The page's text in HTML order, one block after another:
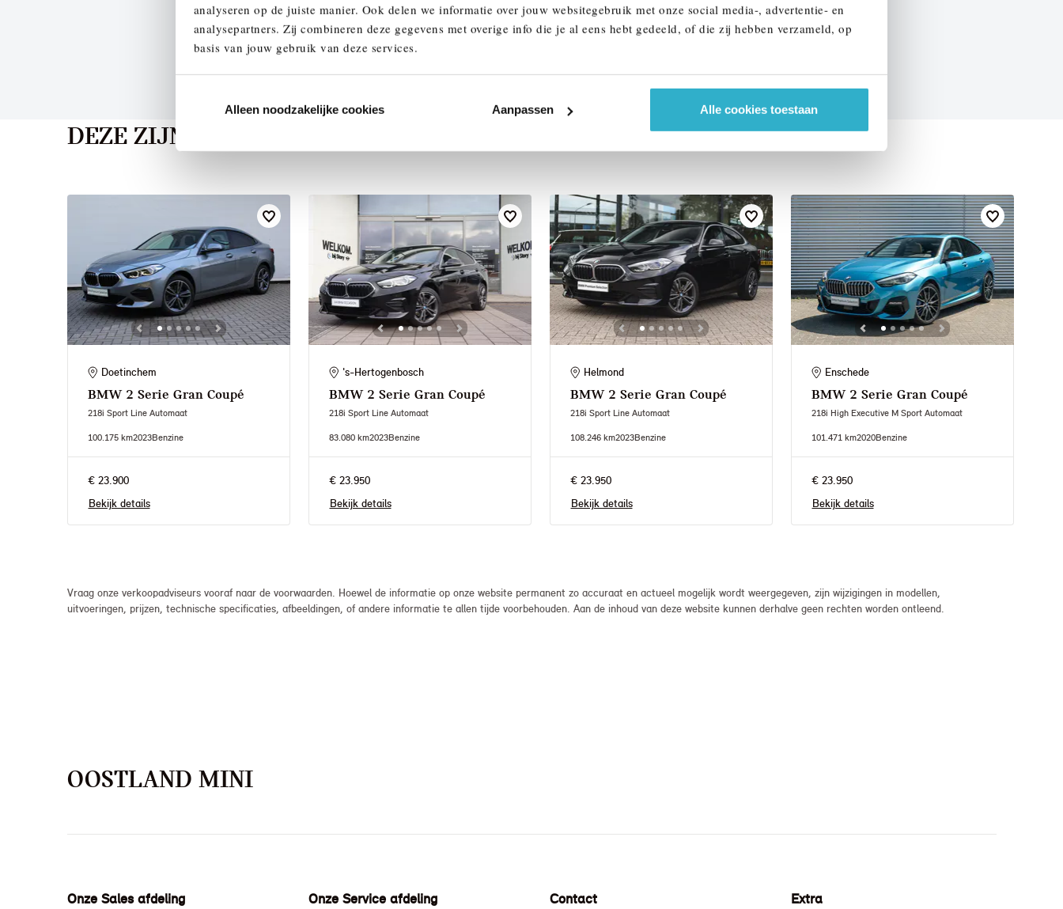
analyseren op de juiste manier. Ook delen we informatie over jouw websitegebruik met onze social media-, advertentie- en
analysepartners. Zij combineren deze gegevens met overige info die je al eens hebt gedeeld, of die zij hebben verzameld, op
basis van jouw gebruik van deze services.
Alleen noodzakelijke cookies Aanpassen Alle cookies toestaan
DEZE ZIJN VERGELIJKBAAR
Doetinchem
BMW 2 Serie Gran Coupé
218i Sport Line Automaat
100.175 km2023Benzine
€ 23.900
Bekijk details
's-Hertogenbosch
BMW 2 Serie Gran Coupé
218i Sport Line Automaat
83.080 km2023Benzine
€ 23.950
Bekijk details
Helmond
BMW 2 Serie Gran Coupé
218i Sport Line Automaat
108.246 km2023Benzine
€ 23.950
Bekijk details
Enschede
BMW 2 Serie Gran Coupé
218i High Executive M Sport Automaat
101.471 km2020Benzine
€ 23.950
Bekijk details
Vraag onze verkoopadviseurs vooraf naar de voorwaarden. Hoewel de informatie op onze website permanent zo accuraat en actueel mogelijk wordt weergegeven, zijn wijzigingen in modellen,
uitvoeringen, prijzen, technische specificaties, afbeeldingen, of andere informatie te allen tijde voorbehouden. Aan de inhoud van deze website kunnen derhalve geen rechten worden ontleend.
OOSTLAND MINI
Onze Sales afdeling Onze Service afdeling Contact Extra